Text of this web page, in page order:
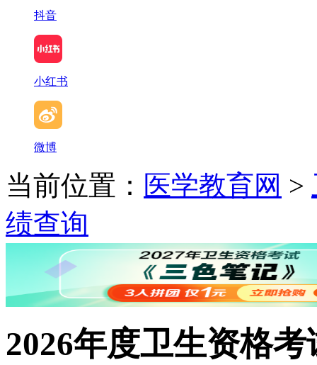
抖音
小红书
微博
当前位置： 医学教育网 >
绩查询
2026年度卫生资格